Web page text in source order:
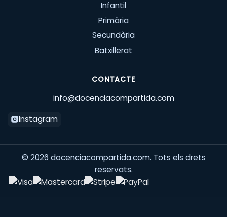
Infantil
Primària
Secundària
Batxillerat
CONTACTE
info@docenciacompartida.com
Instagram
© 2026 docenciacompartida.com. Tots els drets
reservats.